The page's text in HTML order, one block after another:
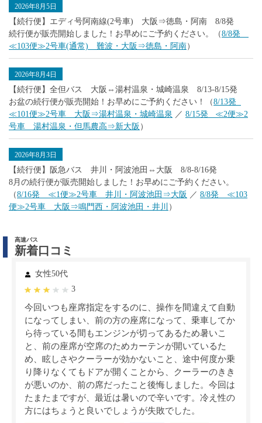
2026年8月5日
【続行便】エディ号阿南線(2号車) 大阪⇒徳島・阿南 8/8発
続行便が販売開始しました！お早めにご予約ください。（8/8発
≪103便≫2号車(通常) 難波・大阪⇒徳島・阿南）
2026年8月4日
【続行便】全但バス 大阪⇔湯村温泉・城崎温泉 8/13-8/15発
お盆の続行便が販売開始！お早めにご予約ください！（8/13発
≪101便≫2号車 大阪⇒湯村温泉・城崎温泉 ／ 8/15発 ≪2便≫2
号車 湯村温泉・但馬農高⇒新大阪 ）
2026年8月3日
【続行便】阪急バス 井川・阿波池田⇔大阪 8/8-8/16発
8月の続行便が販売開始しました！お早めにご予約ください。
（8/16発 ≪1便≫2号車 井川・阿波池田⇒大阪 ／ 8/8発 ≪103
便≫2号車 大阪⇒鳴門西・阿波池田・井川 ）
高速バス
新着口コミ
女性50代
3
今回いつも座席指定をするのに、操作を間違えて自動
になってしまい、前の方の座席になって、乗車してか
ら待っている間もエンジンが切ってあるため暑いこ
と、前の座席が空席のためカーテンが開いているた
め、眩しさやクーラーが効かないこと、途中何度か乗
り降りなくてもドアが開くことから、クーラーのきき
が悪いのか、前の席だったこと後悔しました。今回は
たまたまですが、最近は暑いので辛いです。冷え性の
方にはちょうと良いでしょうが失敗でした。